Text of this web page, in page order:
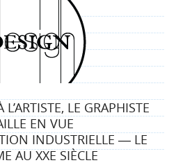
4
d
e
s
i
LE GRAPHISTE
EN VUE
INDUSTRIELLE ― LE
AU XXE SIÈCLE